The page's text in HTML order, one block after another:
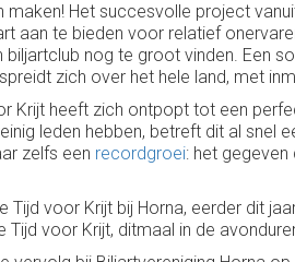
maken! Het succesvolle project
aan te bieden voor relatief
nog te groot vinden. Een
zich over het hele land, met
Krijt heeft zich ontpopt tot een
leden hebben, betreft dit al snel
zelfs een recordgroei: het
voor Krijt bij Horna, eerder dit
voor Krijt, ditmaal in de